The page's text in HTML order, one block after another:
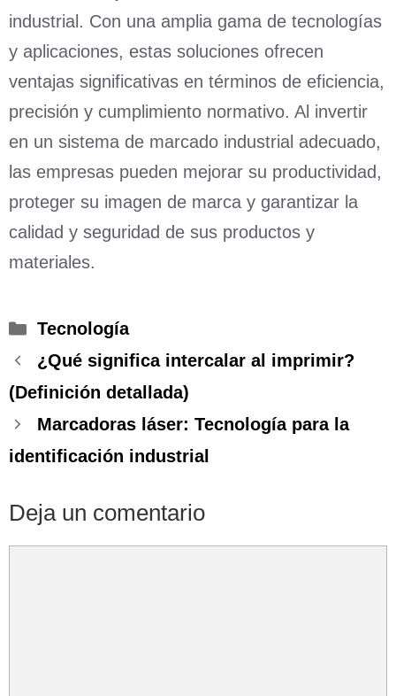
industrial. Con una amplia gama de tecnologías
y aplicaciones, estas soluciones ofrecen
ventajas significativas en términos de eficiencia,
precisión y cumplimiento normativo. Al invertir
en un sistema de marcado industrial adecuado,
las empresas pueden mejorar su productividad,
proteger su imagen de marca y garantizar la
calidad y seguridad de sus productos y
materiales.
Categorías
Tecnología
¿Qué significa intercalar al imprimir?
(Definición detallada)
Marcadoras láser: Tecnología para la
identificación industrial
Deja un comentario